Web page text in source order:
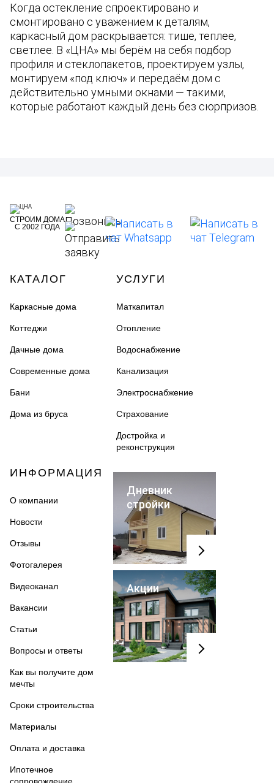
Когда остекление спроектировано и
смонтировано с уважением к деталям,
каркасный дом раскрывается: тише, теплее,
светлее. В «ЦНА» мы берём на себя подбор
профиля и стеклопакетов, проектируем узлы,
монтируем «под ключ» и передаём дом с
действительно умными окнами — такими,
которые работают каждый день без сюрпризов.
СТРОИМ ДОМА
С 2002 ГОДА
КАТАЛОГ
Каркасные дома
Коттеджи
Дачные дома
Современные дома
Бани
Дома из бруса
УСЛУГИ
Маткапитал
Отопление
Водоснабжение
Канализация
Электроснабжение
Страхование
Достройка и
реконструкция
ИНФОРМАЦИЯ
О компании
Новости
Отзывы
Фотогалерея
Видеоканал
Вакансии
Статьи
Вопросы и ответы
Как вы получите дом
мечты
Сроки строительства
Материалы
Оплата и доставка
Ипотечное
Дневник
стройки
Акции